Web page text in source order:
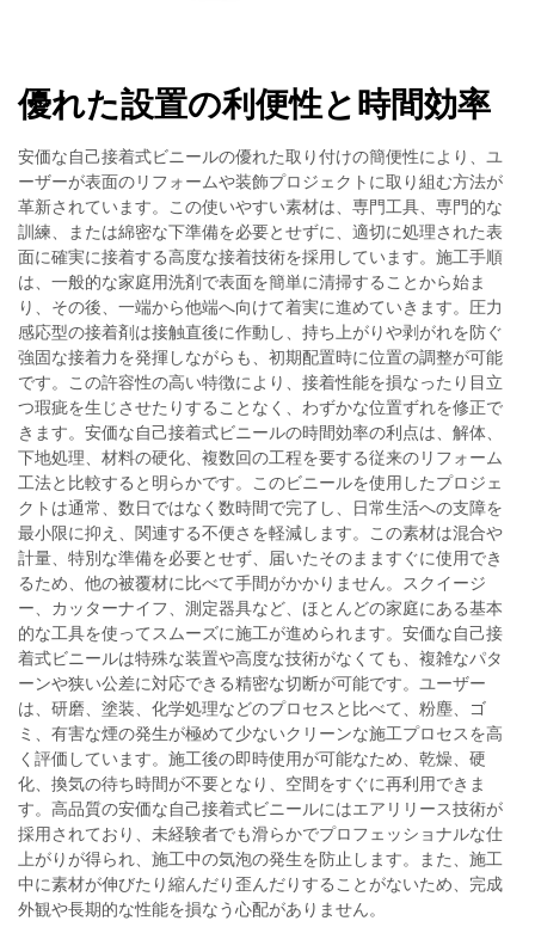
優れた設置の利便性と時間効率
安価な自己接着式ビニールの優れた取り付けの簡便性により、ユ
ーザーが表面のリフォームや装飾プロジェクトに取り組む方法が
革新されています。この使いやすい素材は、専門工具、専門的な
訓練、または綿密な下準備を必要とせずに、適切に処理された表
面に確実に接着する高度な接着技術を採用しています。施工手順
は、一般的な家庭用洗剤で表面を簡単に清掃することから始ま
り、その後、一端から他端へ向けて着実に進めていきます。圧力
感応型の接着剤は接触直後に作動し、持ち上がりや剥がれを防ぐ
強固な接着力を発揮しながらも、初期配置時に位置の調整が可能
です。この許容性の高い特徴により、接着性能を損なったり目立
つ瑕疵を生じさせたりすることなく、わずかな位置ずれを修正で
きます。安価な自己接着式ビニールの時間効率の利点は、解体、
下地処理、材料の硬化、複数回の工程を要する従来のリフォーム
工法と比較すると明らかです。このビニールを使用したプロジェ
クトは通常、数日ではなく数時間で完了し、日常生活への支障を
最小限に抑え、関連する不便さを軽減します。この素材は混合や
計量、特別な準備を必要とせず、届いたそのまますぐに使用でき
るため、他の被覆材に比べて手間がかかりません。スクイージ
ー、カッターナイフ、測定器具など、ほとんどの家庭にある基本
的な工具を使ってスムーズに施工が進められます。安価な自己接
着式ビニールは特殊な装置や高度な技術がなくても、複雑なパタ
ーンや狭い公差に対応できる精密な切断が可能です。ユーザー
は、研磨、塗装、化学処理などのプロセスと比べて、粉塵、ゴ
ミ、有害な煙の発生が極めて少ないクリーンな施工プロセスを高
く評価しています。施工後の即時使用が可能なため、乾燥、硬
化、換気の待ち時間が不要となり、空間をすぐに再利用できま
す。高品質の安価な自己接着式ビニールにはエアリリース技術が
採用されており、未経験者でも滑らかでプロフェッショナルな仕
上がりが得られ、施工中の気泡の発生を防止します。また、施工
中に素材が伸びたり縮んだり歪んだりすることがないため、完成
外観や長期的な性能を損なう心配がありません。